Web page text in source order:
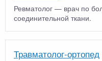
Ревматолог — врач по
соединительной ткани.
Травматолог-ортопед